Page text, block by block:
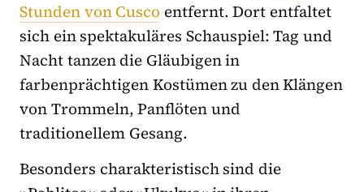
Stunden von Cusco entfernt. Dort entfaltet
sich ein spektakuläres Schauspiel: Tag und
Nacht tanzen die Gläubigen in
farbenprächtigen Kostümen zu den Klängen
von Trommeln, Panflöten und
traditionellem Gesang.
Besonders charakteristisch sind die